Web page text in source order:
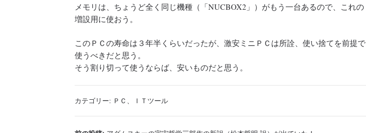
メモリは、ちょうど全く同じ機種（「NUCBOX2」）がもう一台あるので、これの
増設用に使おう。
このＰＣの寿命は３年半くらいだったが、激安ミニＰＣは所詮、使い捨てを前提で
使うべきだと思う。
そう割り切って使うならば、安いものだと思う。
カテゴリー: ＰＣ、ＩＴツール